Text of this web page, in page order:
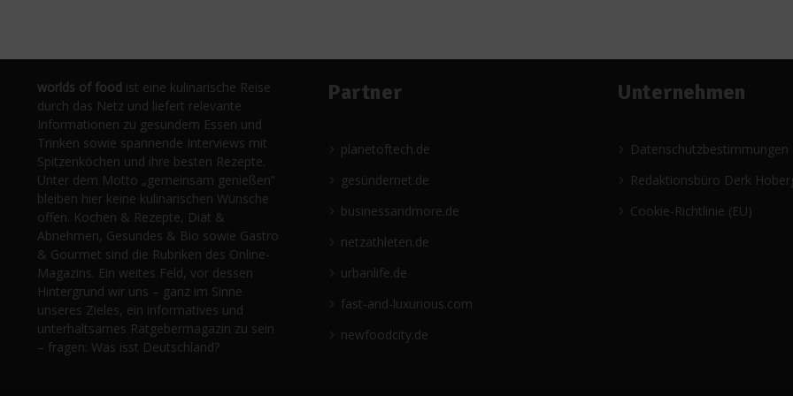
worlds of food ist eine kulinarische Reise
durch das Netz und liefert relevante
Informationen zu gesundem Essen und
Trinken sowie spannende Interviews mit
Spitzenköchen und ihre besten Rezepte.
Unter dem Motto „gemeinsam genießen“
bleiben hier keine kulinarischen Wünsche
offen. Kochen & Rezepte, Diät &
Abnehmen, Gesundes & Bio sowie Gastro
& Gourmet sind die Rubriken des Online-
Magazins. Ein weites Feld, vor dessen
Hintergrund wir uns – ganz im Sinne
unseres Zieles, ein informatives und
unterhaltsames Ratgebermagazin zu sein
– fragen: Was isst Deutschland?
Partner
planetoftech.de
gesündernet.de
businessandmore.de
netzathleten.de
urbanlife.de
fast-and-luxurious.com
newfoodcity.de
Unternehmen
Datenschutzbestimmungen
Redaktionsbüro Derk
Cookie-Richtlinie (EU)